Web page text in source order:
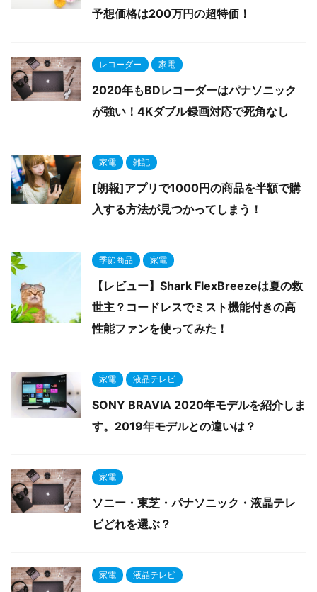
予想価格は200万円の超特価！
レコーダー 家電
2020年もBDレコーダーはパナソニック
が強い！4Kダブル録画対応で死角なし
家電 雑記
[朗報]アプリで1000円の商品を半額で購
入する方法が見つかってしまう！
季節商品 家電
【レビュー】Shark FlexBreezeは夏の救
世主？コードレスでミスト機能付きの高
性能ファンを使ってみた！
家電 液晶テレビ
SONY BRAVIA 2020年モデルを紹介しま
す。2019年モデルとの違いは？
家電
ソニー・東芝・パナソニック・液晶テレ
ビどれを選ぶ？
家電 液晶テレビ